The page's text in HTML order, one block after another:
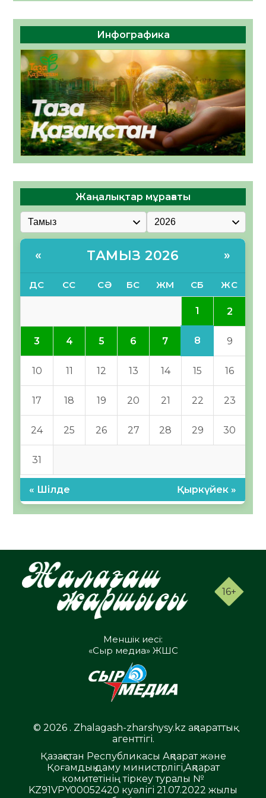
Инфографика
Жаңалықтар мұрағаты
« ТАМЫЗ 2026 »
ДС СС СӘ БС ЖМ СБ ЖС
1 2
3 4 5 6 7 8 9
10 11 12 13 14 15 16
17 18 19 20 21 22 23
24 25 26 27 28 29 30
31
« Шілде Қыркүйек »
16+
Меншік иесі:
«Сыр медиа» ЖШС
© 2026 . Zhalagash-zharshysy.kz ақпараттық
агенттігі.
Қазақстан Республикасы Ақпарат және
Қоғамдық даму министрлігі,Ақпарат
комитетінің тіркеу туралы №
KZ91VPY00052420 куәлігі 21.07.2022 жылы